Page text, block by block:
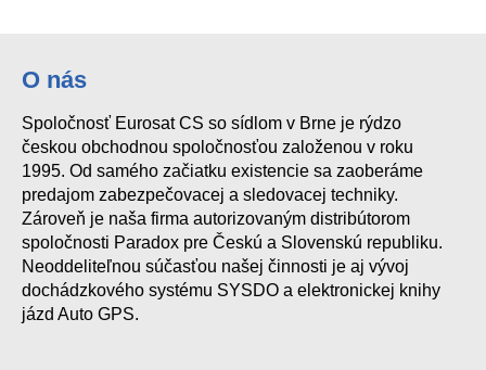
O nás
Spoločnosť Eurosat CS so sídlom v Brne je rýdzo
českou obchodnou spoločnosťou založenou v roku
1995. Od samého začiatku existencie sa zaoberáme
predajom zabezpečovacej a sledovacej techniky.
Zároveň je naša firma autorizovaným distribútorom
spoločnosti Paradox pre Českú a Slovenskú republiku.
Neoddeliteľnou súčasťou našej činnosti je aj vývoj
dochádzkového systému SYSDO a elektronickej knihy
jázd Auto GPS.